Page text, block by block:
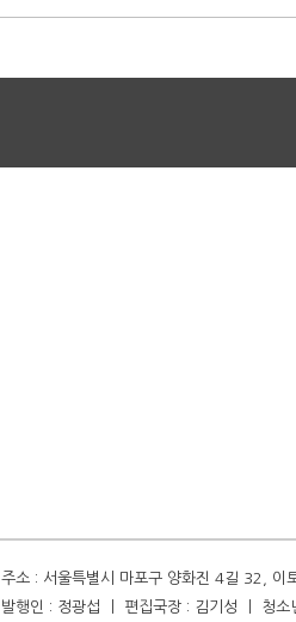
주소 : 서울특별시 마포구 양화진 4길 32,
발행인 : 정광섭 ㅣ 편집국장 : 김기성 ㅣ